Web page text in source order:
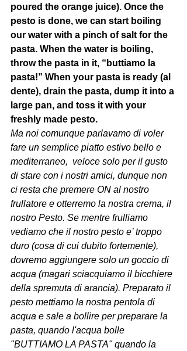
poured the orange juice). Once the
pesto is done, we can start boiling
our water with a pinch of salt for the
pasta. When the water is boiling,
throw the pasta in it, “buttiamo la
pasta!” When your pasta is ready (al
dente), drain the pasta, dump it into a
large pan, and toss it with your
freshly made pesto.
Ma noi comunque parlavamo di voler
fare un semplice piatto estivo bello e
mediterraneo,  veloce solo per il gusto
di stare con i nostri amici, dunque non
ci resta che premere ON al nostro
frullatore e otterremo la nostra crema, il
nostro Pesto. Se mentre frulliamo
vediamo che il nostro pesto e’ troppo
duro (cosa di cui dubito fortemente),
dovremo aggiungere solo un goccio di
acqua (magari sciacquiamo il bicchiere
della spremuta di arancia). Preparato il
pesto mettiamo la nostra pentola di
acqua e sale a bollire per preparare la
pasta, quando l'acqua bolle
"BUTTIAMO LA PASTA" quando la